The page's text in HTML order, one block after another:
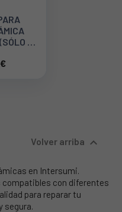
EL
Volver arriba 
en Intersumi.
con diferentes
para reparar tu